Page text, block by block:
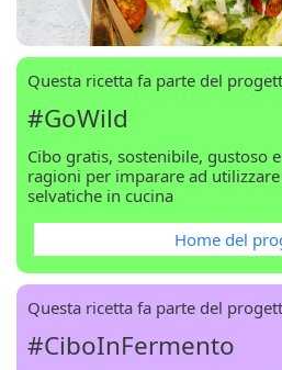
Questa ricetta fa parte del
#GoWild
Cibo gratis, sostenibile, gustoso
ragioni per imparare ad
selvatiche in cucina
Home del
Questa ricetta fa parte del
#CiboInFermento